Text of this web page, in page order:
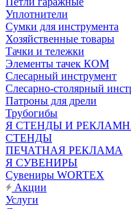
Уплотнители
Сумки для инструмента
Хозяйственные товары
Тачки и тележки
Элементы тачек КОМ
Слесарный инструмент
Слесарно-столярный
Патроны для дрели
Трубогибы
Я СТЕНДЫ И
СТЕНДЫ
ПЕЧАТНАЯ РЕКЛАМА
Я СУВЕНИРЫ
Сувениры WORTEX
Акции
Услуги